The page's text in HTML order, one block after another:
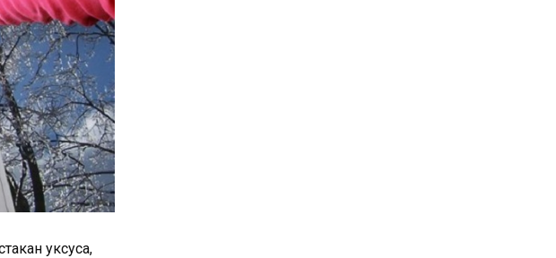
уксуса,